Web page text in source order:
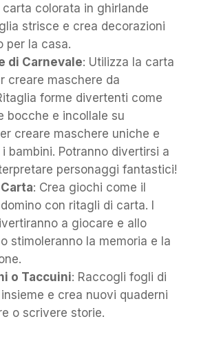
colorata in ghirlande
strisce e crea decorazioni
per la casa.
di Carnevale: Utilizza la carta
creare maschere da
forme divertenti come
bocche e incollale su
creare maschere uniche e
bambini. Potranno divertirsi a
personaggi fantastici!
: Crea giochi come il
con ritagli di carta. I
a giocare e allo
stimoleranno la memoria e la
o Taccuini: Raccogli fogli di
e crea nuovi quaderni
o scrivere storie.